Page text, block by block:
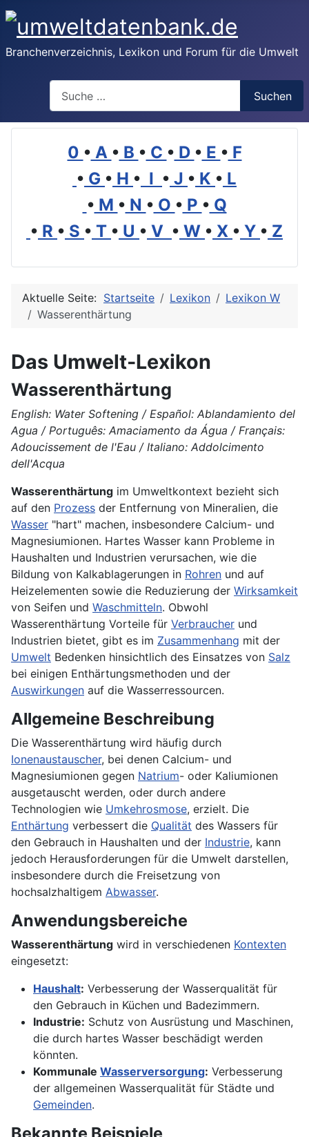
Branchenverzeichnis, Lexikon und Forum für die Umwelt
Suchen
0 • A • B • C • D • E • F
• G • H • I • J • K • L
• M • N • O • P • Q
• R • S • T • U • V • W • X • Y • Z
Aktuelle Seite: Startseite Lexikon
Lexikon W
Wasserenthärtung
Das Umwelt-Lexikon
Wasserenthärtung
English: Water Softening / Español: Ablandamiento del
Agua / Português: Amaciamento da Água / Français:
Adoucissement de l'Eau / Italiano: Addolcimento
dell'Acqua
Wasserenthärtung im Umweltkontext bezieht sich
auf den Prozess der Entfernung von Mineralien, die
Wasser "hart" machen, insbesondere Calcium- und
Magnesiumionen. Hartes Wasser kann Probleme in
Haushalten und Industrien verursachen, wie die
Bildung von Kalkablagerungen in Rohren und auf
Heizelementen sowie die Reduzierung der Wirksamkeit
von Seifen und Waschmitteln. Obwohl
Wasserenthärtung Vorteile für Verbraucher und
Industrien bietet, gibt es im Zusammenhang mit der
Umwelt Bedenken hinsichtlich des Einsatzes von Salz
bei einigen Enthärtungsmethoden und der
Auswirkungen auf die Wasserressourcen.
Allgemeine Beschreibung
Die Wasserenthärtung wird häufig durch
Ionenaustauscher, bei denen Calcium- und
Magnesiumionen gegen Natrium- oder Kaliumionen
ausgetauscht werden, oder durch andere
Technologien wie Umkehrosmose, erzielt. Die
Enthärtung verbessert die Qualität des Wassers für
den Gebrauch in Haushalten und der Industrie, kann
jedoch Herausforderungen für die Umwelt darstellen,
insbesondere durch die Freisetzung von
hochsalzhaltigem Abwasser.
Anwendungsbereiche
Wasserenthärtung wird in verschiedenen Kontexten
eingesetzt:
Haushalt: Verbesserung der Wasserqualität für
den Gebrauch in Küchen und Badezimmern.
Industrie: Schutz von Ausrüstung und Maschinen,
die durch hartes Wasser beschädigt werden
könnten.
Kommunale Wasserversorgung: Verbesserung
der allgemeinen Wasserqualität für Städte und
Gemeinden.